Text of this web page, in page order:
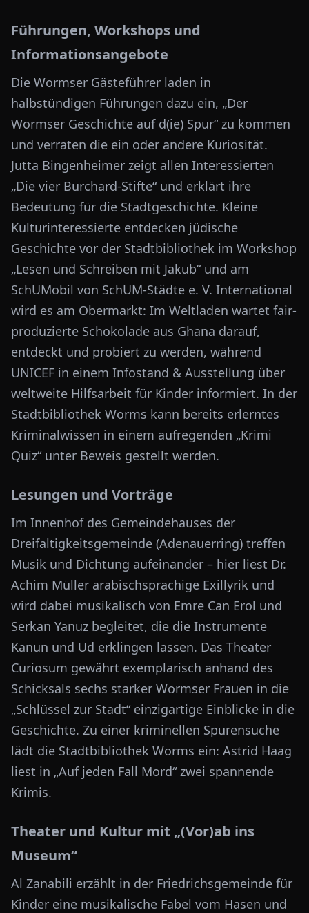
Führungen, Workshops und
Informationsangebote
Die Wormser Gästeführer laden in
halbstündigen Führungen dazu ein, „Der
Wormser Geschichte auf d(ie) Spur“ zu kommen
und verraten die ein oder andere Kuriosität.
Jutta Bingenheimer zeigt allen Interessierten
„Die vier Burchard-Stifte“ und erklärt ihre
Bedeutung für die Stadtgeschichte. Kleine
Kulturinteressierte entdecken jüdische
Geschichte vor der Stadtbibliothek im Workshop
„Lesen und Schreiben mit Jakub“ und am
SchUMobil von SchUM-Städte e. V. International
wird es am Obermarkt: Im Weltladen wartet fair-
produzierte Schokolade aus Ghana darauf,
entdeckt und probiert zu werden, während
UNICEF in einem Infostand & Ausstellung über
weltweite Hilfsarbeit für Kinder informiert. In der
Stadtbibliothek Worms kann bereits erlerntes
Kriminalwissen in einem aufregenden „Krimi
Quiz“ unter Beweis gestellt werden.
Lesungen und Vorträge
Im Innenhof des Gemeindehauses der
Dreifaltigkeitsgemeinde (Adenauerring) treffen
Musik und Dichtung aufeinander – hier liest Dr.
Achim Müller arabischsprachige Exillyrik und
wird dabei musikalisch von Emre Can Erol und
Serkan Yanuz begleitet, die die Instrumente
Kanun und Ud erklingen lassen. Das Theater
Curiosum gewährt exemplarisch anhand des
Schicksals sechs starker Wormser Frauen in die
„Schlüssel zur Stadt“ einzigartige Einblicke in die
Geschichte. Zu einer kriminellen Spurensuche
lädt die Stadtbibliothek Worms ein: Astrid Haag
liest in „Auf jeden Fall Mord“ zwei spannende
Krimis.
Theater und Kultur mit „(Vor)ab ins
Museum“
Al Zanabili erzählt in der Friedrichsgemeinde für
Kinder eine musikalische Fabel vom Hasen und